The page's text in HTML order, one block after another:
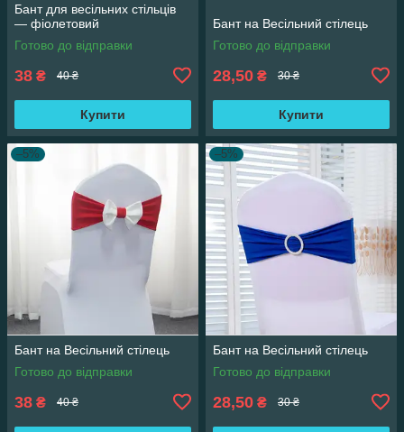
Бант для весільних стільців
— фіолетовий
Готово до відправки
38 ₴ 40 ₴
Купити
Бант на Весільний стілець
Готово до відправки
28,50 ₴ 30 ₴
Купити
–5%
Бант на Весільний стілець
Готово до відправки
38 ₴ 40 ₴
–5%
Бант на Весільний стілець
Готово до відправки
28,50 ₴ 30 ₴